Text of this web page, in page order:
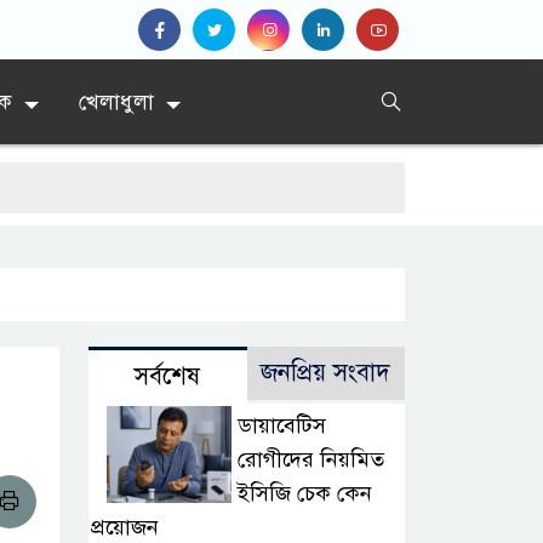
খেলাধুলা
সর্বশেষ জনপ্রিয় সংবাদ
ডায়াবেটিস
রোগীদের নিয়মিত
ইসিজি চেক কেন
প্রয়োজন